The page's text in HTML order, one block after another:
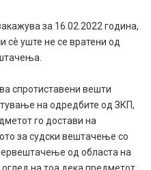
за 16.02.2022 година,
сè уште не се вратени од
спротиставени вешти
на одредбите од ЗКП,
го достави на
за судски вештачење со
од областа на